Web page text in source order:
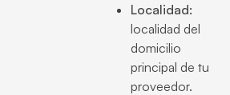
Localidad:
localidad del
domicilio
principal de tu
proveedor.